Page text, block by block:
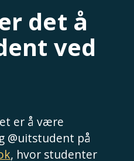
det å
ved
er å være
@uitstudent på
, hvor studenter